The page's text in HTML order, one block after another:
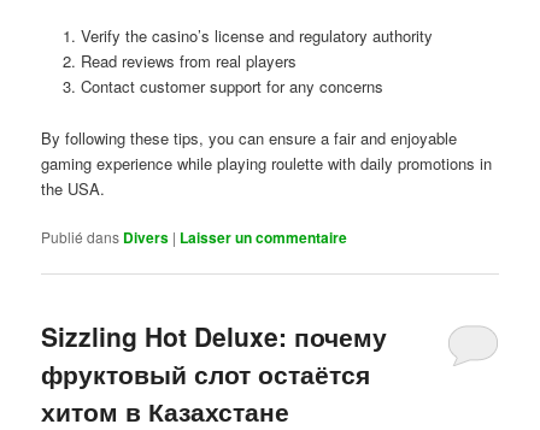
Verify the casino’s license and regulatory authority
Read reviews from real players
Contact customer support for any concerns
By following these tips, you can ensure a fair and enjoyable
gaming experience while playing roulette with daily promotions in
the USA.
Publié dans Divers | Laisser un commentaire
Sizzling Hot Deluxe: почему
фруктовый слот остаётся
хитом в Казахстане